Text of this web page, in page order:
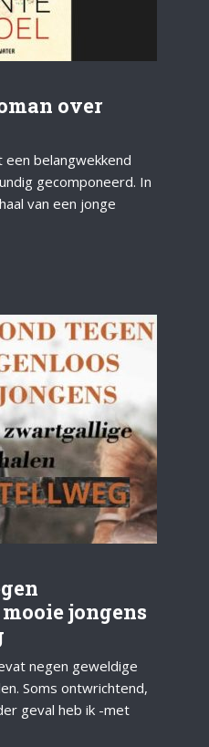
over
belangwekkend
gecomponeerd. In
van een jonge
jongens
negen geweldige
Soms ontwrichtend,
geval heb ik -met